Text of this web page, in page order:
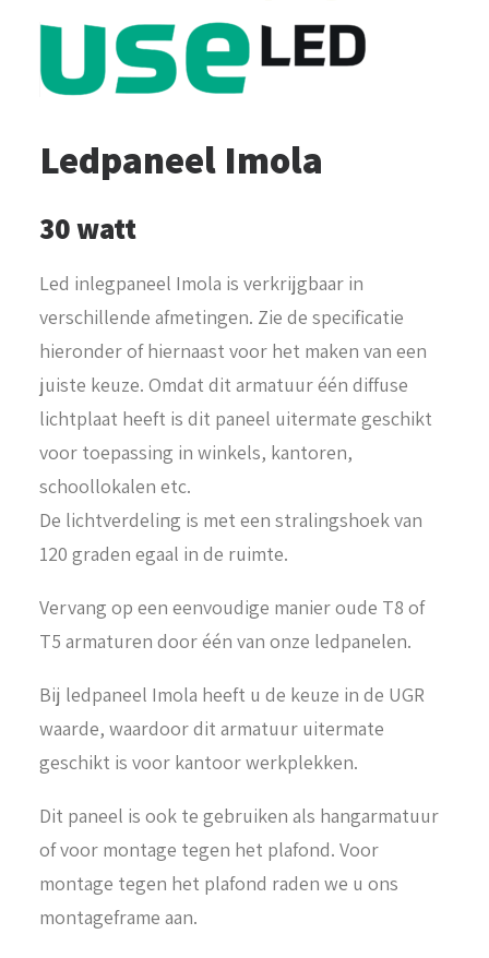
Ledpaneel Imola
30 watt
Led inlegpaneel Imola is verkrijgbaar in
verschillende afmetingen. Zie de specificatie
hieronder of hiernaast voor het maken van een
juiste keuze. Omdat dit armatuur één diffuse
lichtplaat heeft is dit paneel uitermate geschikt
voor toepassing in winkels, kantoren,
schoollokalen etc.
De lichtverdeling is met een stralingshoek van
120 graden egaal in de ruimte.
Vervang op een eenvoudige manier oude T8 of
T5 armaturen door één van onze ledpanelen.
Bij ledpaneel Imola heeft u de keuze in de UGR
waarde, waardoor dit armatuur uitermate
geschikt is voor kantoor werkplekken.
Dit paneel is ook te gebruiken als hangarmatuur
of voor montage tegen het plafond. Voor
montage tegen het plafond raden we u ons
montageframe aan.